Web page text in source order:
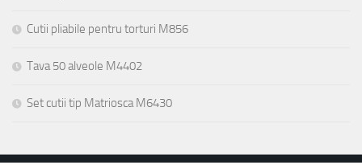
Cutii pliabile pentru torturi M856
Tava 50 alveole M4402
Set cutii tip Matriosca M6430